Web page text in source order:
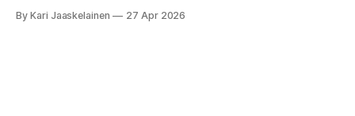
tottelee sinua sokeasti. Useammin huomaat itse
By Kari Jaaskelainen 27 Apr 2026